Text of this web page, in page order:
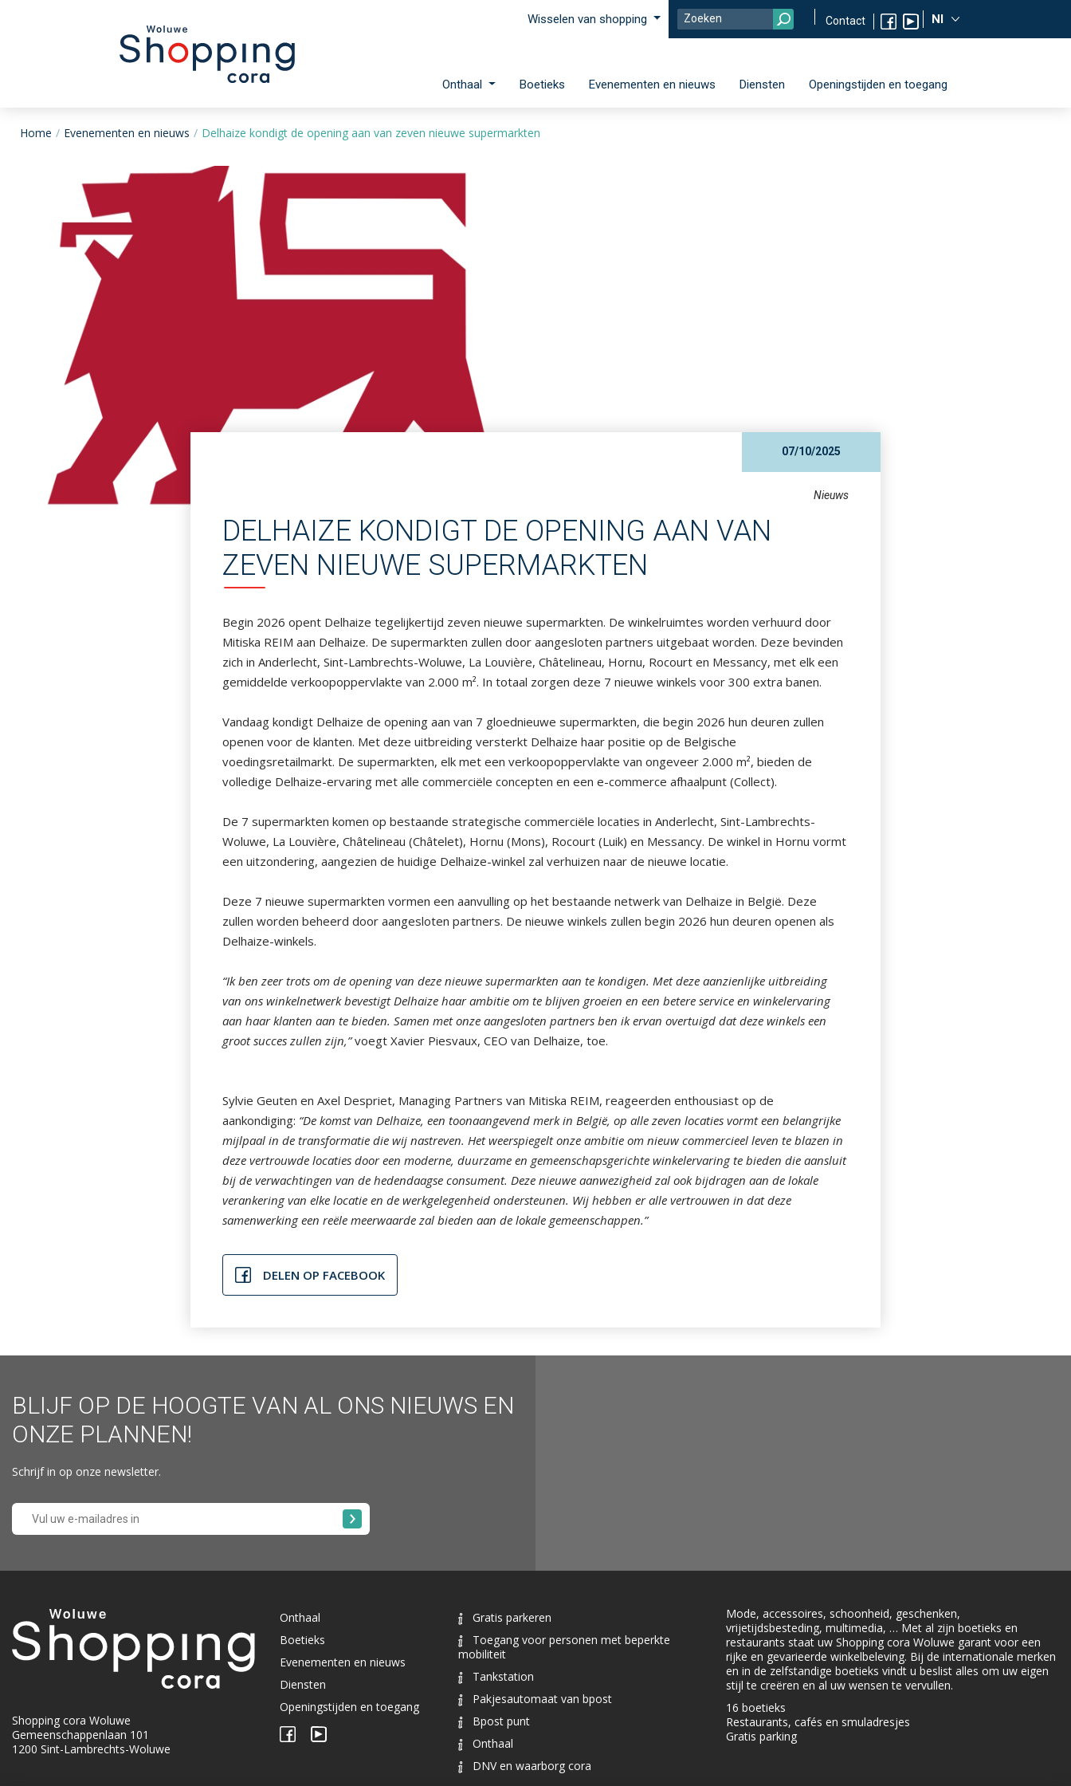
Wisselen van shopping Contact Nl
Onthaal Boetieks Evenementen en nieuws Diensten Openingstijden en toegang
Home Evenementen en nieuws Delhaize kondigt de opening aan van zeven nieuwe supermarkten
07/10/2025
Nieuws
DELHAIZE KONDIGT DE OPENING AAN VAN
ZEVEN NIEUWE SUPERMARKTEN
Begin 2026 opent Delhaize tegelijkertijd zeven nieuwe supermarkten. De winkelruimtes worden verhuurd door
Mitiska REIM aan Delhaize. De supermarkten zullen door aangesloten partners uitgebaat worden. Deze bevinden
zich in Anderlecht, Sint-Lambrechts-Woluwe, La Louvière, Châtelineau, Hornu, Rocourt en Messancy, met elk een
gemiddelde verkoopoppervlakte van 2.000 m². In totaal zorgen deze 7 nieuwe winkels voor 300 extra banen.
Vandaag kondigt Delhaize de opening aan van 7 gloednieuwe supermarkten, die begin 2026 hun deuren zullen
openen voor de klanten. Met deze uitbreiding versterkt Delhaize haar positie op de Belgische
voedingsretailmarkt. De supermarkten, elk met een verkoopoppervlakte van ongeveer 2.000 m², bieden de
volledige Delhaize-ervaring met alle commerciële concepten en een e-commerce afhaalpunt (Collect).
De 7 supermarkten komen op bestaande strategische commerciële locaties in Anderlecht, Sint-Lambrechts-
Woluwe, La Louvière, Châtelineau (Châtelet), Hornu (Mons), Rocourt (Luik) en Messancy. De winkel in Hornu vormt
een uitzondering, aangezien de huidige Delhaize-winkel zal verhuizen naar de nieuwe locatie.
Deze 7 nieuwe supermarkten vormen een aanvulling op het bestaande netwerk van Delhaize in België. Deze
zullen worden beheerd door aangesloten partners. De nieuwe winkels zullen begin 2026 hun deuren openen als
Delhaize-winkels.
“Ik ben zeer trots om de opening van deze nieuwe supermarkten aan te kondigen. Met deze aanzienlijke uitbreiding
van ons winkelnetwerk bevestigt Delhaize haar ambitie om te blijven groeien en een betere service en winkelervaring
aan haar klanten aan te bieden. Samen met onze aangesloten partners ben ik ervan overtuigd dat deze winkels een
groot succes zullen zijn,”voegt Xavier Piesvaux, CEO van Delhaize, toe.
Sylvie Geuten en Axel Despriet, Managing Partners van Mitiska REIM, reageerden enthousiast op de
aankondiging: “De komst van Delhaize, een toonaangevend merk in België, op alle zeven locaties vormt een belangrijke
mijlpaal in de transformatie die wij nastreven. Het weerspiegelt onze ambitie om nieuw commercieel leven te blazen in
deze vertrouwde locaties door een moderne, duurzame en gemeenschapsgerichte winkelervaring te bieden die aansluit
bij de verwachtingen van de hedendaagse consument. Deze nieuwe aanwezigheid zal ook bijdragen aan de lokale
verankering van elke locatie en de werkgelegenheid ondersteunen. Wij hebben er alle vertrouwen in dat deze
samenwerking een reële meerwaarde zal bieden aan de lokale gemeenschappen.”
DELEN OP FACEBOOK
BLIJF OP DE HOOGTE VAN AL ONS NIEUWS EN
ONZE PLANNEN!
Schrijf in op onze newsletter.
Shopping cora Woluwe
Gemeenschappenlaan 101
1200 Sint-Lambrechts-Woluwe
Onthaal
Boetieks
Evenementen en nieuws
Diensten
Openingstijden en toegang
Gratis parkeren
Toegang voor personen met beperkte
mobiliteit
Tankstation
Pakjesautomaat van bpost
Bpost punt
Onthaal
DNV en waarborg cora
Mode, accessoires, schoonheid, geschenken,
vrijetijdsbesteding, multimedia, … Met al zijn boetieks en
restaurants staat uw Shopping cora Woluwe garant voor een
rijke en gevarieerde winkelbeleving. Bij de internationale merken
en in de zelfstandige boetieks vindt u beslist alles om uw eigen
stijl te creëren en al uw wensen te vervullen.
16 boetieks
Restaurants, cafés en smuladresjes
Gratis parking